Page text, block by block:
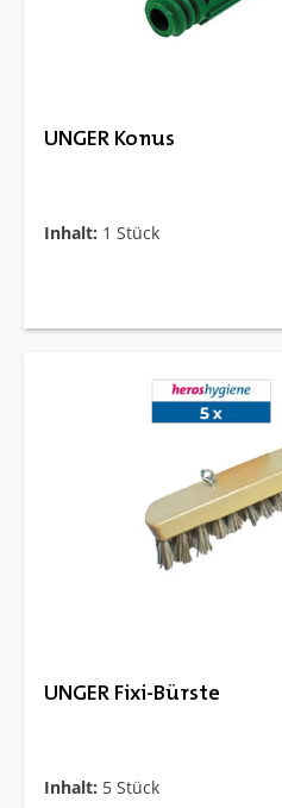
UNGER Konus
Inhalt: 1 Stück
UNGER Fixi-Bürste
Inhalt: 5 Stück